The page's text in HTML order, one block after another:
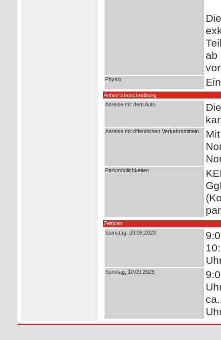
ab
Physio
Anfahrtsbeschreibung
Anreise mit dem Auto
Anreise mit öffentlichen Verkehrsmitteln
Parkmöglichkeiten
Zeitplan
Samstag, 09.09.2023
Sonntag, 10.09.2023